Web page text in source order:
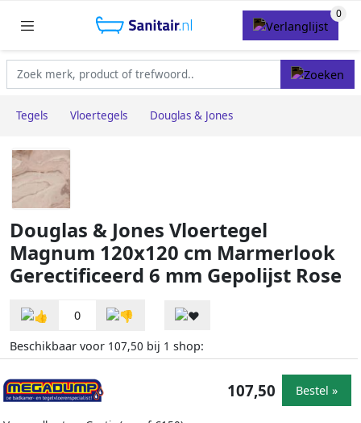
Tegels Vloertegels Douglas & Jones
Douglas & Jones Vloertegel
Magnum 120x120 cm Marmerlook
Gerectificeerd 6 mm Gepolijst Rose
0
Beschikbaar voor 107,50 bij 1 shop:
107,50 Bestel »